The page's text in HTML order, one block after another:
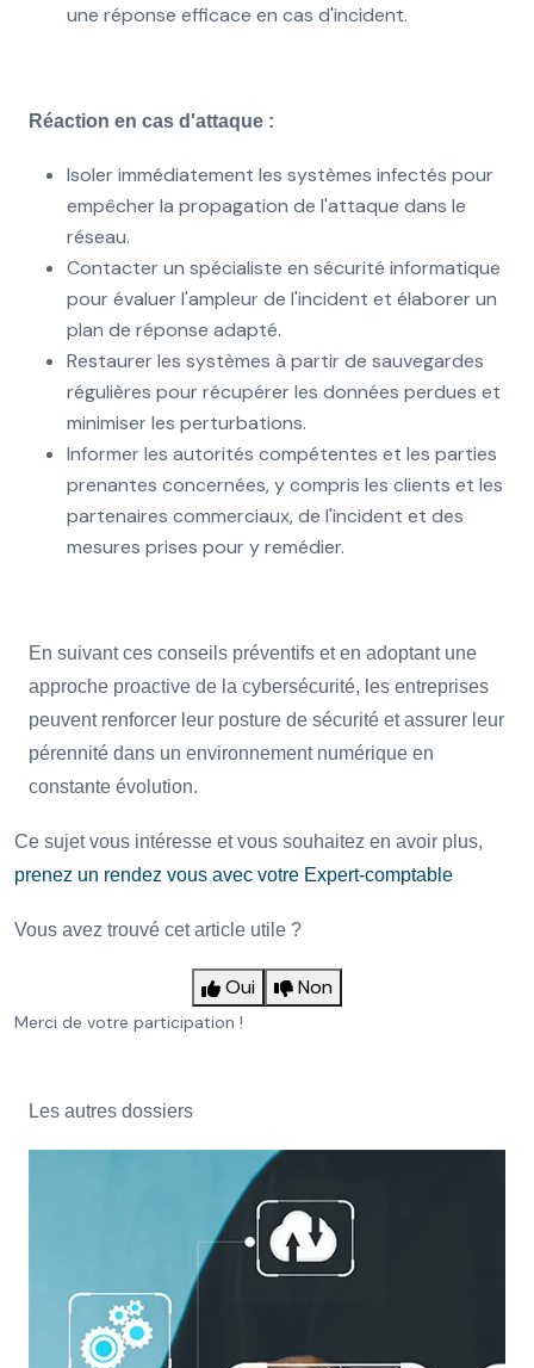
une réponse efficace en cas d'incident.
Réaction en cas d'attaque :
Isoler immédiatement les systèmes infectés pour
empêcher la propagation de l'attaque dans le
réseau.
Contacter un spécialiste en sécurité informatique
pour évaluer l'ampleur de l'incident et élaborer un
plan de réponse adapté.
Restaurer les systèmes à partir de sauvegardes
régulières pour récupérer les données perdues et
minimiser les perturbations.
Informer les autorités compétentes et les parties
prenantes concernées, y compris les clients et les
partenaires commerciaux, de l'incident et des
mesures prises pour y remédier.
En suivant ces conseils préventifs et en adoptant une
approche proactive de la cybersécurité, les entreprises
peuvent renforcer leur posture de sécurité et assurer leur
pérennité dans un environnement numérique en
constante évolution.
Ce sujet vous intéresse et vous souhaitez en avoir plus,
prenez un rendez vous avec votre Expert-comptable
Vous avez trouvé cet article utile ?
Oui Non
Merci de votre participation !
Les autres dossiers